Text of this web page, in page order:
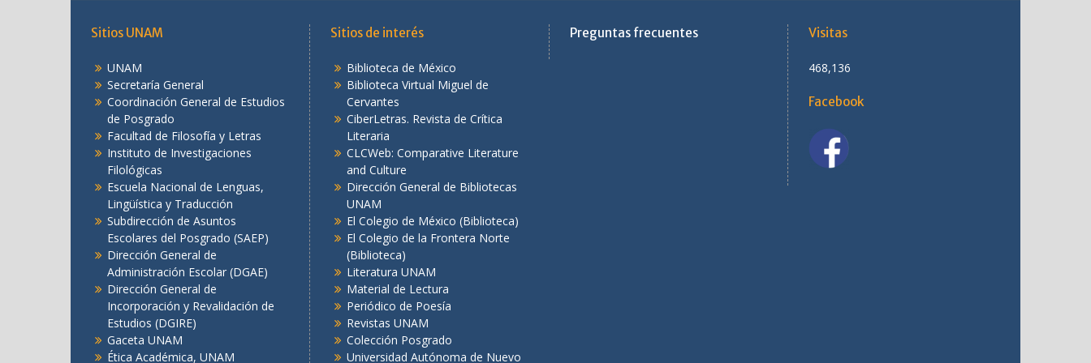
Sitios UNAM
UNAM
Secretaría General
Coordinación General de Estudios
de Posgrado
Facultad de Filosofía y Letras
Instituto de Investigaciones
Filológicas
Escuela Nacional de Lenguas,
Lingüística y Traducción
Subdirección de Asuntos
Escolares del Posgrado (SAEP)
Dirección General de
Administración Escolar (DGAE)
Dirección General de
Incorporación y Revalidación de
Estudios (DGIRE)
Gaceta UNAM
Ética Académica, UNAM
Sitios de interés
Biblioteca de México
Biblioteca Virtual Miguel de
Cervantes
CiberLetras. Revista de Crítica
Literaria
CLCWeb: Comparative Literature
and Culture
Dirección General de Bibliotecas
UNAM
El Colegio de México (Biblioteca)
El Colegio de la Frontera Norte
(Biblioteca)
Literatura UNAM
Material de Lectura
Periódico de Poesía
Revistas UNAM
Colección Posgrado
Universidad Autónoma de Nuevo
Preguntas frecuentes Visitas
468,136
Facebook